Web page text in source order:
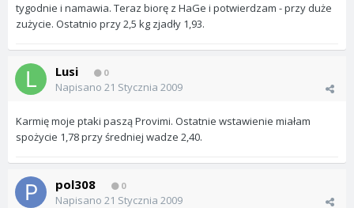
tygodnie i namawia. Teraz biorę z HaGe i potwierdzam - przy duże
zużycie. Ostatnio przy 2,5 kg zjadły 1,93.
Lusi 0
Napisano 21 Stycznia 2009
Karmię moje ptaki paszą Provimi. Ostatnie wstawienie miałam
spożycie 1,78 przy średniej wadze 2,40.
pol308 0
Napisano 21 Stycznia 2009